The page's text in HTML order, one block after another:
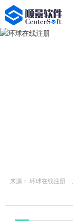
来源： 环球在线注册